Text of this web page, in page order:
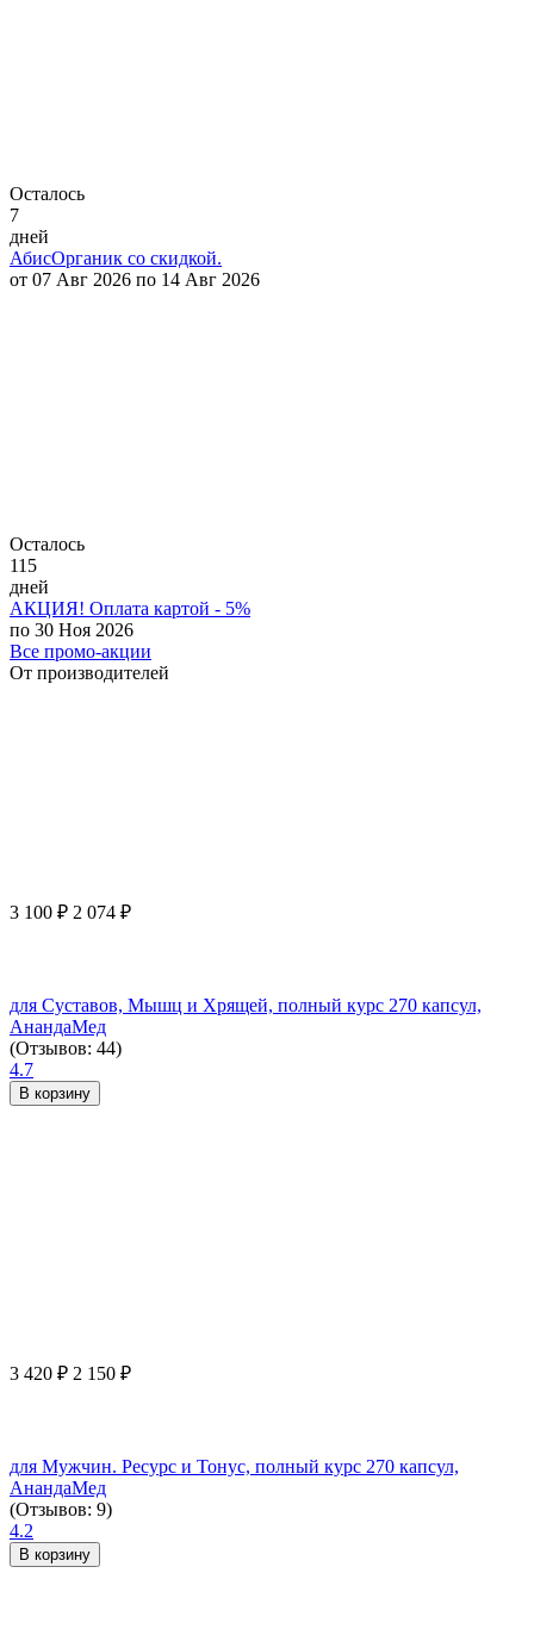
Осталось
7
дней
АбисОрганик со скидкой.
от 07 Авг 2026 по 14 Авг 2026
Осталось
115
дней
АКЦИЯ! Оплата картой - 5%
по 30 Ноя 2026
Все промо-акции
От производителей
3 100 ₽ 2 074 ₽
для Суставов, Мышц и Хрящей, полный курс 270 капсул,
АнандаМед
(Отзывов: 44)
4.7
В корзину
3 420 ₽ 2 150 ₽
для Мужчин. Ресурс и Тонус, полный курс 270 капсул,
АнандаМед
(Отзывов: 9)
4.2
В корзину